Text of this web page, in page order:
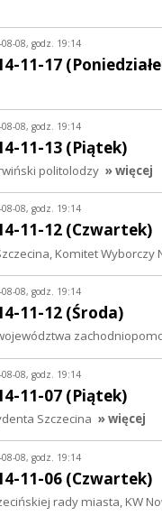
08, godz. 19:14
11-17
08-08, godz. 19:14
11-13 (Piątek)
politolodzy » więcej
08, godz. 19:14
11-12 (Czwartek)
Komitet Wyborczy
08, godz. 19:14
11-12 (Środa)
08, godz. 19:14
11-07 (Piątek)
Szczecina » więcej
08-08, godz. 19:14
11-06 (Czwartek)
rady miasta, KW